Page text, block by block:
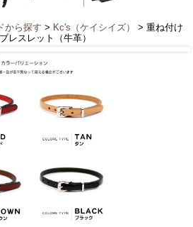
から探す > Kc's（ケイシイズ）
> 重ね付け
レスレット（牛革）